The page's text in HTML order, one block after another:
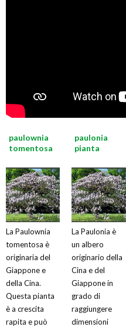
paulownia
tomentosa
La Paulownia
tomentosa è
originaria del
Giappone e
della Cina.
Questa pianta
è a crescita
rapita e può
paulonia
pianta
La Paulonia è
un albero
originario della
Cina e del
Giappone in
grado di
raggiungere
dimensioni